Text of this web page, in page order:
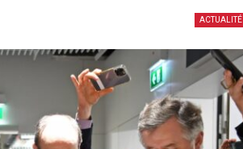
ACTUALITÉ